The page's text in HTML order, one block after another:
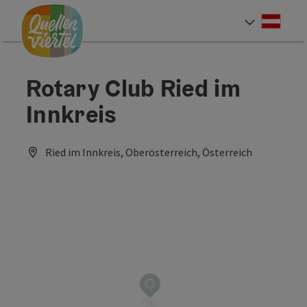
Zum Inhalt
Zur Navigation
Zum Seitenanfang
Rotary Club Ried im
Innkreis
Ried im Innkreis, Oberösterreich, Österreich